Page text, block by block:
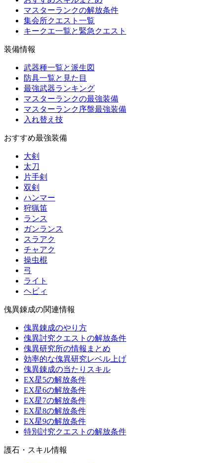
マスターランクの解放条件
集会所クエスト一覧
キークエ一覧と緊急クエスト
装備情報
武器種一覧と派生図
防具一覧と見た目
最強武器ランキング
マスターランクの最強装備
マスターランク序盤最強装備
入れ替え技
おすすめ最強装備
大剣
太刀
片手剣
双剣
ハンマー
狩猟笛
ランス
ガンランス
スラアク
チャアク
操虫棍
弓
ライト
ヘビィ
傀異錬成の関連情報
傀異錬成のやり方
傀異討究クエストの解放条件
傀異研究所の情報まとめ
効率的な傀異研究レベル上げ
傀異錬成の当たりスキル
EX星5の解放条件
EX星6の解放条件
EX星7の解放条件
EX星8の解放条件
EX星9の解放条件
特別討究クエストの解放条件
護石・スキル情報